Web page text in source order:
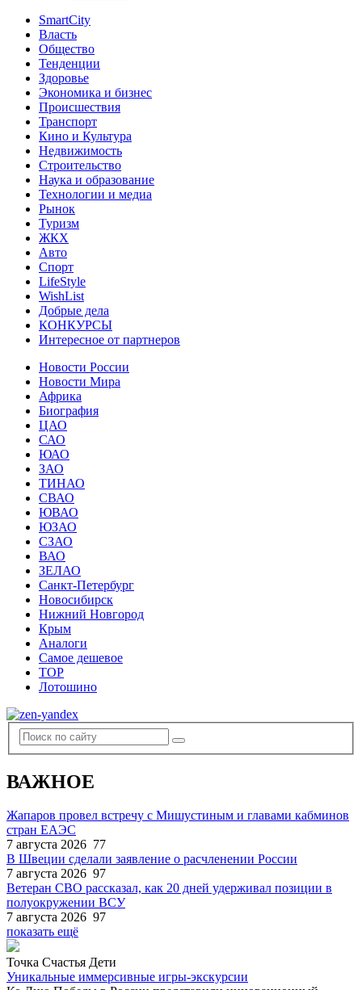
SmartCity
Власть
Общество
Тенденции
Здоровье
Экономика и бизнес
Происшествия
Транспорт
Кино и Культура
Недвижимость
Строительство
Наука и образование
Технологии и медиа
Рынок
Туризм
ЖКХ
Авто
Спорт
LifeStyle
WishList
Добрые дела
КОНКУРСЫ
Интересное от партнеров
Новости России
Новости Мира
Африка
Биография
ЦАО
САО
ЮАО
ЗАО
ТИНАО
СВАО
ЮВАО
ЮЗАО
СЗАО
ВАО
ЗЕЛАО
Санкт-Петербург
Новосибирск
Нижний Новгород
Крым
Аналоги
Самое дешевое
TOP
Лотошино
ВАЖНОЕ
Жапаров провел встречу с Мишустиным и главами кабминов
стран ЕАЭС
7 августа 2026 77
В Швеции сделали заявление о расчленении России
7 августа 2026 97
Ветеран СВО рассказал, как 20 дней удерживал позиции в
полуокружении ВСУ
7 августа 2026 97
показать ещё
Точка Счастья Дети
Уникальные иммерсивные игры-экскурсии